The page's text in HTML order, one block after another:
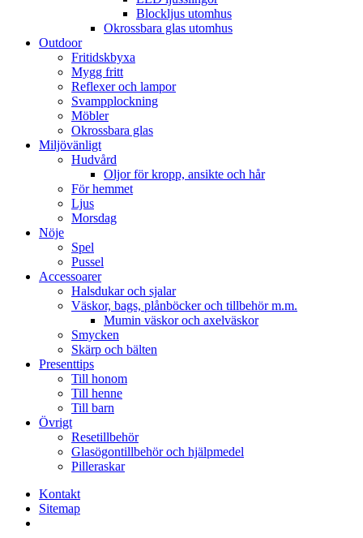
Blockljus utomhus
Okrossbara glas utomhus
Outdoor
Fritidskbyxa
Mygg fritt
Reflexer och lampor
Svampplockning
Möbler
Okrossbara glas
Miljövänligt
Hudvård
Oljor för kropp, ansikte och hår
För hemmet
Ljus
Morsdag
Nöje
Spel
Pussel
Accessoarer
Halsdukar och sjalar
Väskor, bags, plånböcker och tillbehör m.m.
Mumin väskor och axelväskor
Smycken
Skärp och bälten
Presenttips
Till honom
Till henne
Till barn
Övrigt
Resetillbehör
Glasögontillbehör och hjälpmedel
Pilleraskar
Kontakt
Sitemap